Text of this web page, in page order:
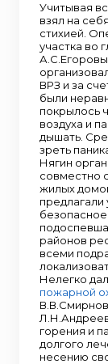
Учитывая
взял на
стихией.
участка во
ВРЗ и за
были
покрылось
воздуха и
дышать.
зреть
Нягин
совместно
жилых
предлагали
районов
всеми
Нелегко
пожарной
горения и
долгого
несению